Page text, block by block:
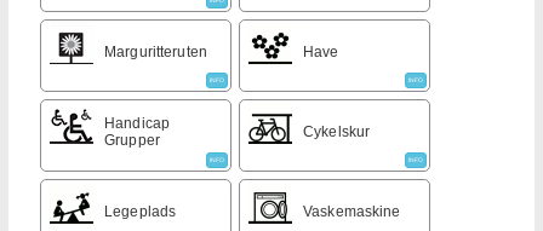
Marguritteruten
INFO
Have
INFO
Handicap
Grupper
INFO
Cykelskur
INFO
Legeplads Vaskemaskine